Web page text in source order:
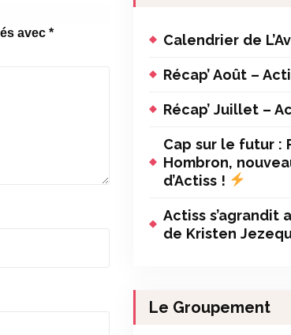
avec *
Calendrier de
Récap’ Août –
Récap’ Juillet –
Cap sur le futur :
Hombron,
d’Actiss !
Actiss s’agrandit
de Kristen
Le Groupement